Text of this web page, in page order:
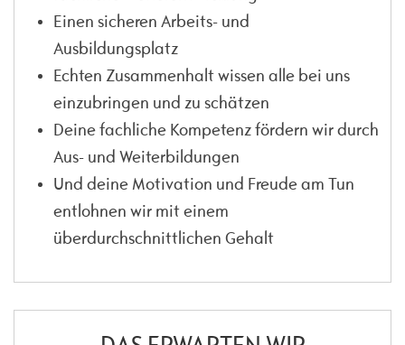
Einen sicheren Arbeits- und
Ausbildungsplatz
Echten Zusammenhalt wissen alle bei uns
einzubringen und zu schätzen
Deine fachliche Kompetenz fördern wir durch
Aus- und Weiterbildungen
Und deine Motivation und Freude am Tun
entlohnen wir mit einem
überdurchschnittlichen Gehalt